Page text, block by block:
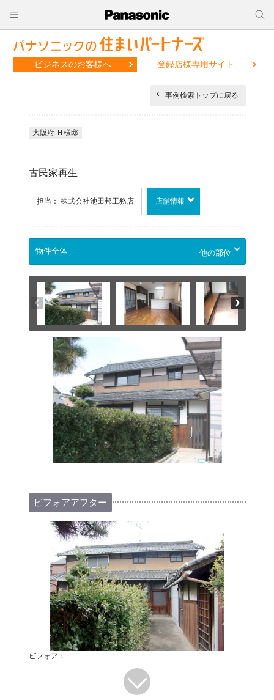
ビジネスのお客様へ 登録店様専用サイト
事例検索トップに戻る
大阪府 Ｈ様邸
古民家再生
担当： 株式会社池田邦工務店 店舗情報
他の部位
ビフォアアフター
ビフォア：